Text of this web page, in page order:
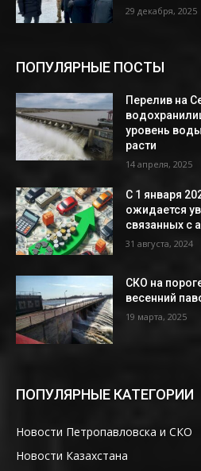
29 декабря, 2025
ПОПУЛЯРНЫЕ ПОСТЫ
Перелив на
уровень
расти
14 апреля, 2025
С 1 января
ожидается
связанных с
31 августа, 2024
СКО на
весенний
19 марта, 2025
ПОПУЛЯРНЫЕ КАТЕГОРИИ
Новости Петропавловска и СКО
Новости Казахстана